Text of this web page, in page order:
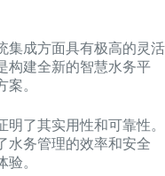
集成方面具有极高的灵活
构建全新的智慧水务平
。
了其实用性和可靠性。
水务管理的效率和安全
。